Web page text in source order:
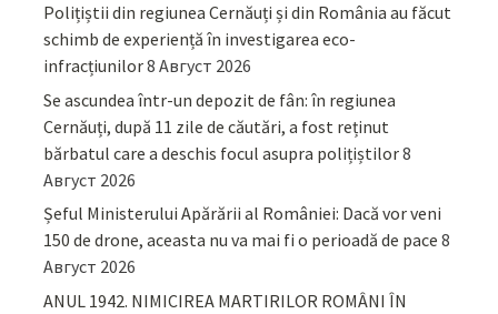
Polițiștii din regiunea Cernăuți și din România au făcut
schimb de experiență în investigarea eco-
infracțiunilor8 Август 2026
Se ascundea într-un depozit de fân: în regiunea
Cernăuți, după 11 zile de căutări, a fost reținut
bărbatul care a deschis focul asupra polițiștilor8
Август 2026
Șeful Ministerului Apărării al României: Dacă vor veni
150 de drone, aceasta nu va mai fi o perioadă de pace 8
Август 2026
ANUL 1942. NIMICIREA MARTIRILOR ROMÂNI ÎN